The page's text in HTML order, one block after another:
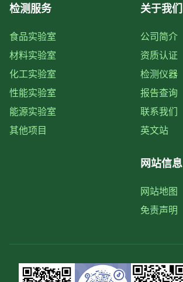
检测服务
食品实验室
材料实验室
化工实验室
性能实验室
能源实验室
其他项目
关于我们
公司简介
资质认证
检测仪器
报告查询
联系我们
英文站
网站信息
网站地图
免责声明